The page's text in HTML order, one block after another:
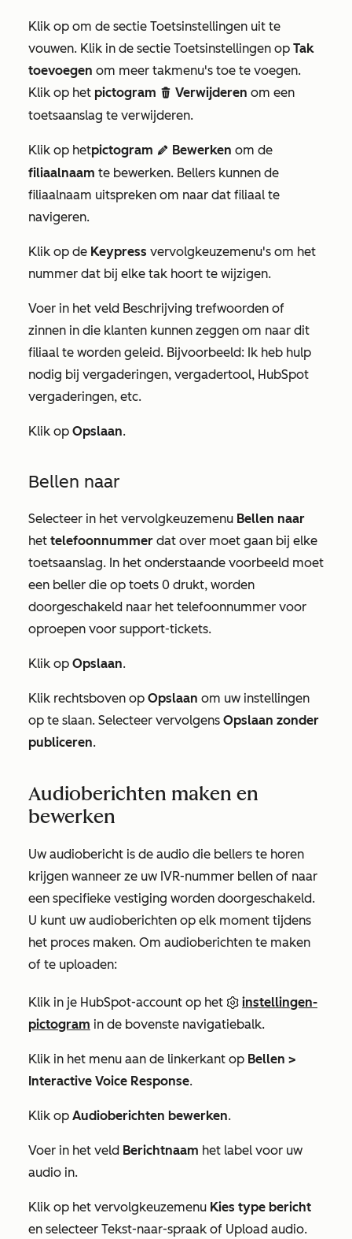
Klik op om de sectie Toetsinstellingen uit te
vouwen. Klik in de sectie Toetsinstellingen op Tak
toevoegen om meer takmenu's toe te voegen.
Klik op het pictogram delete Verwijderen om een
toetsaanslag te verwijderen.
Klik op hetpictogram edit Bewerken om de
filiaalnaam te bewerken. Bellers kunnen de
filiaalnaam uitspreken om naar dat filiaal te
navigeren.
Klik op de Keypress vervolgkeuzemenu's om het
nummer dat bij elke tak hoort te wijzigen.
Voer in het veld Beschrijving trefwoorden of
zinnen in die klanten kunnen zeggen om naar dit
filiaal te worden geleid. Bijvoorbeeld: Ik heb hulp
nodig bij vergaderingen, vergadertool, HubSpot
vergaderingen, etc.
Klik op Opslaan.
Bellen naar
Selecteer in het vervolgkeuzemenu Bellen naar
het telefoonnummer dat over moet gaan bij elke
toetsaanslag. In het onderstaande voorbeeld moet
een beller die op toets 0 drukt, worden
doorgeschakeld naar het telefoonnummer voor
oproepen voor support-tickets.
Klik op Opslaan.
Klik rechtsboven op Opslaan om uw instellingen
op te slaan. Selecteer vervolgens Opslaan zonder
publiceren.
Audioberichten maken en
bewerken
Uw audiobericht is de audio die bellers te horen
krijgen wanneer ze uw IVR-nummer bellen of naar
een specifieke vestiging worden doorgeschakeld.
U kunt uw audioberichten op elk moment tijdens
het proces maken. Om audioberichten te maken
of te uploaden:
Klik in je HubSpot-account op het
instellingen-
pictogram in de bovenste navigatiebalk.
Klik in het menu aan de linkerkant op Bellen >
Interactive Voice Response.
Klik op Audioberichten bewerken.
Voer in het veld Berichtnaam het label voor uw
audio in.
Klik op het vervolgkeuzemenu Kies type bericht
en selecteer Tekst-naar-spraak of Upload audio.